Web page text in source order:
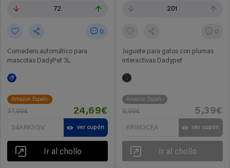
72
0
Comedero automático para
mascotas DadyPet 3L
Amazon España
37,99€ 24,69€
S4ARK5GV ver cupón
Ir al chollo
201
0
Juguete para gatos con plumas
interactivas Dadypet
Amazon España
8,99€ 5,39€
KRWI3CEA ver cupón
Ir al chollo